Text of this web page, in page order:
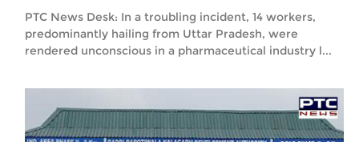
PTC News Desk: In a troubling incident, 14 workers,
predominantly hailing from Uttar Pradesh, were
rendered unconscious in a pharmaceutical industry l...